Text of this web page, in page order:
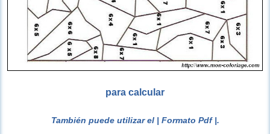
para calcular
También puede utilizar el | Formato Pdf |.